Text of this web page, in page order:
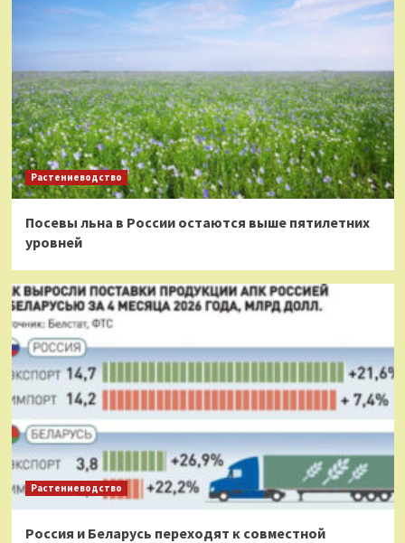
Растениеводство
Посевы льна в России остаются выше пятилетних
уровней
Растениеводство
Россия и Беларусь переходят к совместной